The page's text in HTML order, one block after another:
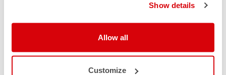
Show details
Allow all
Customize